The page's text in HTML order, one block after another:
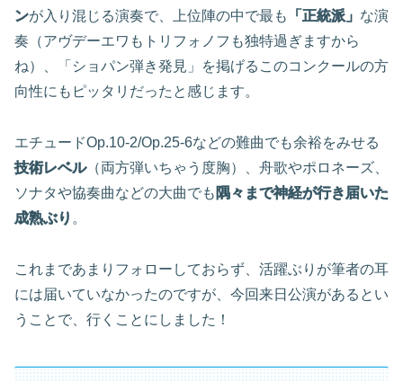
ンが入り混じる演奏で、上位陣の中で最も 「正統派」 な演
奏（アヴデーエワもトリフォノフも独特過ぎますから
ね）、「ショパン弾き発見」を掲げるこのコンクールの方
向性にもピッタリだったと感じます。
エチュードOp.10-2/Op.25-6などの難曲でも余裕をみせる
技術レベル（両方弾いちゃう度胸）、舟歌やポロネーズ、
ソナタや協奏曲などの大曲でも 隅々まで神経が行き届いた
成熟ぶり 。
これまであまりフォローしておらず、活躍ぶりが筆者の耳
には届いていなかったのですが、今回来日公演があるとい
うことで、行くことにしました！